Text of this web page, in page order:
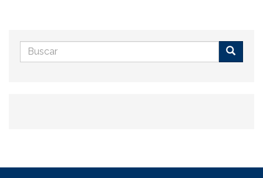
Formulario
de